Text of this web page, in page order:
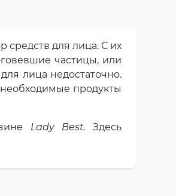
для лица. С их
частицы, или
лица недостаточно.
продукты
Lady Best. Здесь